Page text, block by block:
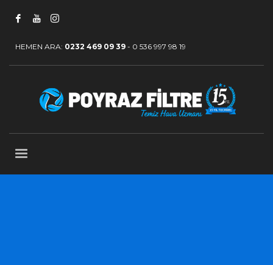
HEMEN ARA: 0232 469 09 39 - 0 536 997 98 19